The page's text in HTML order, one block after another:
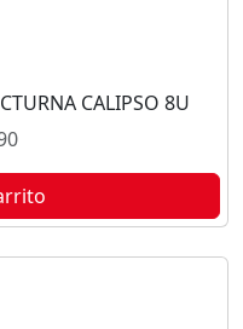
CALIPSO 8U